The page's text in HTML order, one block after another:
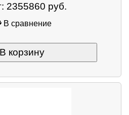
2355860 руб.
В сравнение
В корзину